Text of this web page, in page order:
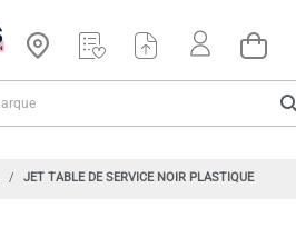
JET TABLE DE SERVICE NOIR PLASTIQUE